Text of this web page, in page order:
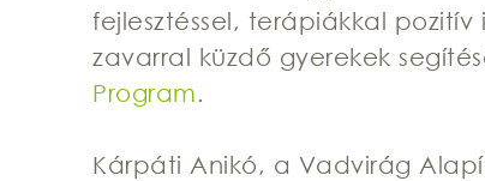
fejlesztéssel, terápiákkal
zavarral küzdő gyerekek
Program.
Kárpáti Anikó, a Vadvirág